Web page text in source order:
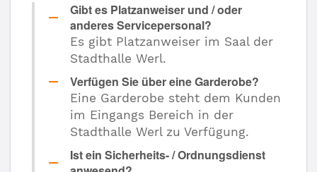
Gibt es Platzanweiser und / oder
anderes Servicepersonal?
Es gibt Platzanweiser im Saal der
Stadthalle Werl.
Verfügen Sie über eine Garderobe?
Eine Garderobe steht dem Kunden
im Eingangs Bereich in der
Stadthalle Werl zu Verfügung.
Ist ein Sicherheits- / Ordnungsdienst